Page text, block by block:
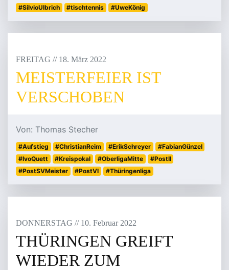
#SilvioUlbrich #tischtennis #UweKönig
FREITAG // 18. März 2022
MEISTERFEIER IST
VERSCHOBEN
Von: Thomas Stecher
#Aufstieg #ChristianReim #ErikSchreyer
#FabianGünzel
#IvoQuett
#Kreispokal #OberligaMitte
#PostII
#PostSVMeister
#PostVI #Thüringenliga
DONNERSTAG // 10. Februar 2022
THÜRINGEN GREIFT
WIEDER ZUM